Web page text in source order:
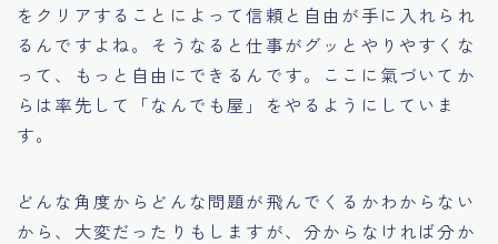
をクリアすることによって信頼と自由が手に入れられ
るんですよね。そうなると仕事がグッとやりやすくな
って、もっと自由にできるんです。ここに氣づいてか
らは率先して「なんでも屋」をやるようにしていま
す。
どんな角度からどんな問題が飛んでくるかわからない
から、大変だったりもしますが、分からなければ分か